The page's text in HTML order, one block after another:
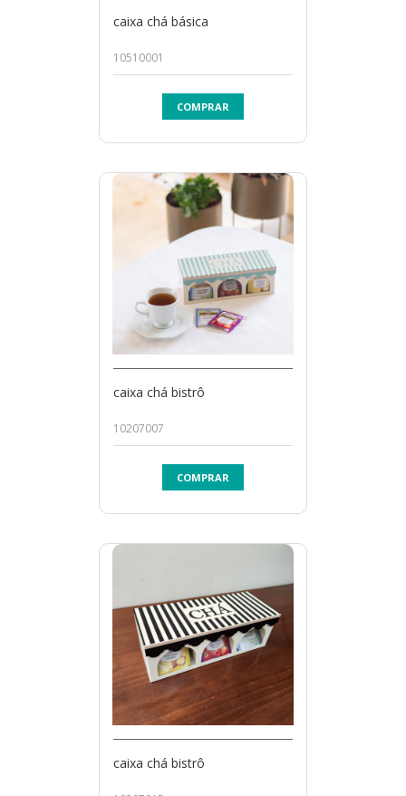
caixa chá básica
10510001
COMPRAR
caixa chá bistrô
10207007
COMPRAR
caixa chá bistrô